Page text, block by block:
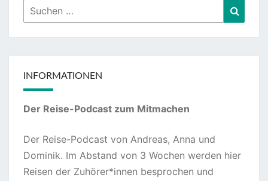
Suchen
nach:
INFORMATIONEN
Der Reise-Podcast zum Mitmachen
Der Reise-Podcast von Andreas, Anna und
Dominik. Im Abstand von 3 Wochen werden hier
Reisen der Zuhörer*innen besprochen und